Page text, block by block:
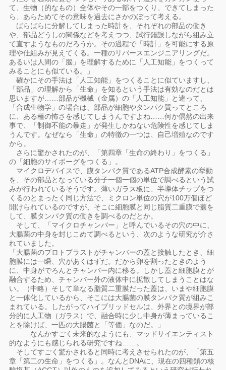
て、生物（的なもの）全体やその一部をつくり、できてしまった
ら、あらためてその意味を過去にさかのぼって考える。
ばらばらに分解してしまった時計を、それぞれの部品の働き
や、部品どうしの関係などを考えつつ、試行錯誤しながら組み立
て直すようなものだろうか。その過程で「時計」を可能にする原
理や仕組みが見えてくる。一種のリバースエンジニアリングだ。
あるいは人間の「脳」を理解するために「人工知能」をつくって
みることにも似ている。」
確かにその手法は「人工知能」をつくることに似ていますし、
「部品」の理解から「生命」を知るという手法は有効なのだとは
思いますが……部品が機械（金属）の「人工知能」と違って、
「合成生物学」の場合は、部品が細胞やタンパク質ってところ
に、ある種の怖さを感じてしまうんですよね……何か偶然の出来
事で、「制御不能の暴走」が発生しかねない危険性を感じてしま
うんです。なぜなら「生命」の特徴の一つは、自己増殖なのです
から。
さらに驚かされたのが、「第四章「生命の終わり」をつくる」
の「細胞のサイボーグをつくる」。
マイクロデバイスで、膜タンパク質であるATP合成酵素の挙動
を、その部品となっている分子一個一個の単位で調べるという試
みが行われているそうです。薄いガラス板に、半導体チップをつ
くるのとまったく同じ方法で、ミクロン単位の穴が100万個ほど
開けられているのですが、そこに細胞膜と同じ脂質二重膜で蓋を
して、膜タンパク質の働きを調べるのだとか。
そして、「マイクロチャンバー」と呼んでいるその穴の中に、
大腸菌の中身を封じこめて調べるという、次のような研究が介さ
れていました。
「大腸菌のプロトプラストがチャンバーの蓋と接触したとき、細
胞膜には一瞬、穴があくはずだ。だから卵を割ったときのよう
に、中身がでろんとチャンバー内に移る。しかし蓋と細胞膜とが
融合するため、チャンバー外の液体中に拡散してしまうことはな
い。（中略）そして単なる脂質二重膜だった蓋は、いまや細胞膜
と一体化しているから、そこには大腸菌の膜タンパク質が組みこ
まれている。したがってハイブリッドセルは、外界との境界が部
分的に人工物（ガラス）で、融合時に少し中身が薄まっているこ
とを除けば、一匹の大腸菌と「等価」なのだ。」
……なんかすごく未来的なようにも、マッドサイエンティスト
的なようにも感じられる研究ですね……。
そしてすごく驚かされると同時に考えさせられたのが、「第五
章「第二の生命」をつくる」。なんとDNAに、現在の四種類の核